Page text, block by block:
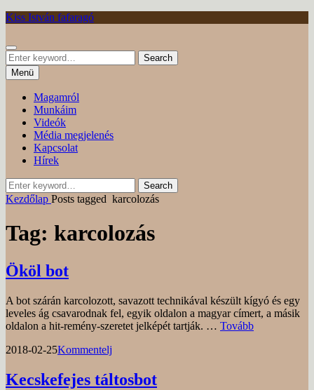
Tovább
Kiss István fafaragó
Keresés
Search
for:
Search
Menü
Magamról
Munkáim
Videók
Média megjelenés
Kapcsolat
Hírek
Search
for:
Search
Kezdőlap Posts tagged karcolozás
Tag: karcolozás
Ököl bot
A bot szárán karcolozott, savazott technikával készült kígyó és egy
leveles ág csavarodnak fel, egyik oldalon a magyar címert, a másik
oldalon a hit-remény-szeretet jelképét tartják. … TovábbÖköl
Posted
2018-02-25by
Kommentelj
Kecskefejes táltosbot